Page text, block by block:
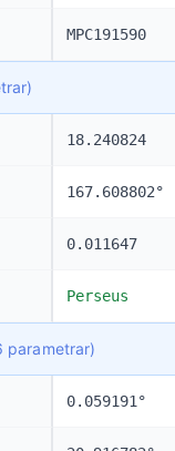
MPC191590
18.240824
167.608802°
0.011647
Perseus
parametrar)
0.059191°